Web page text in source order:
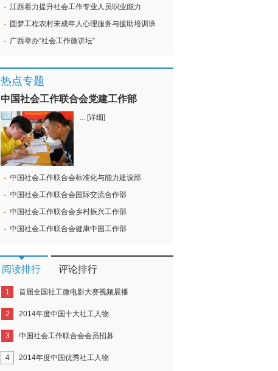
江西着力提升社会工作专业人员职业能力
圆梦工程农村未成年人心理服务与援助培训班
广西举办“社会工作微讲坛”
热点专题
中国社会工作联合会党建工作部
... [详细]
中国社会工作联合会标准化与能力建设部
中国社会工作联合会国际交流合作部
中国社会工作联合会乡村振兴工作部
中国社会工作联合会健康中国工作部
阅读排行 评论排行
1 首届全国社工微电影大赛视频展播
2 2014年度中国十大社工人物
3 中国社会工作联合会会员招募
4 2014年度中国优秀社工人物